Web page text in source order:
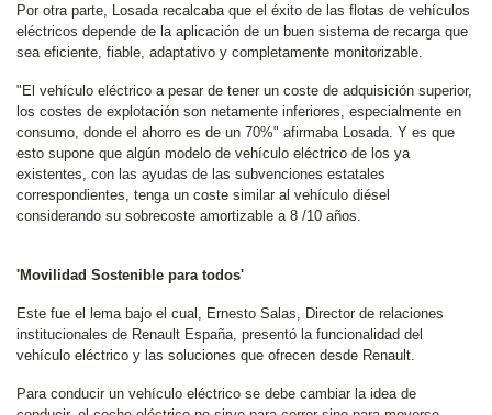
Por otra parte, Losada recalcaba que el éxito de las flotas de vehículos
eléctricos depende de la aplicación de un buen sistema de recarga que
sea eficiente, fiable, adaptativo y completamente monitorizable.
"El vehículo eléctrico a pesar de tener un coste de adquisición superior,
los costes de explotación son netamente inferiores, especialmente en
consumo, donde el ahorro es de un 70%" afirmaba Losada. Y es que
esto supone que algún modelo de vehículo eléctrico de los ya
existentes, con las ayudas de las subvenciones estatales
correspondientes, tenga un coste similar al vehículo diésel
considerando su sobrecoste amortizable a 8 /10 años.
'Movilidad Sostenible para todos'
Este fue el lema bajo el cual, Ernesto Salas, Director de relaciones
institucionales de Renault España, presentó la funcionalidad del
vehículo eléctrico y las soluciones que ofrecen desde Renault.
Para conducir un vehículo eléctrico se debe cambiar la idea de